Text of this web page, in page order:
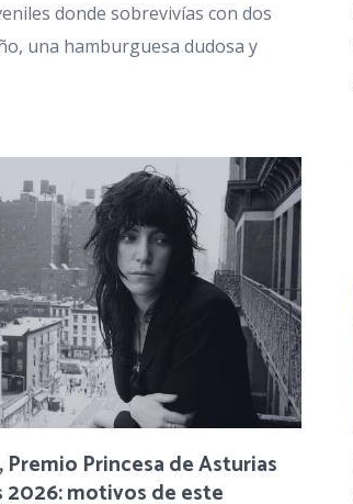
donde sobrevivías con dos
una hamburguesa dudosa y
Princesa de Asturias
2026: motivos de este